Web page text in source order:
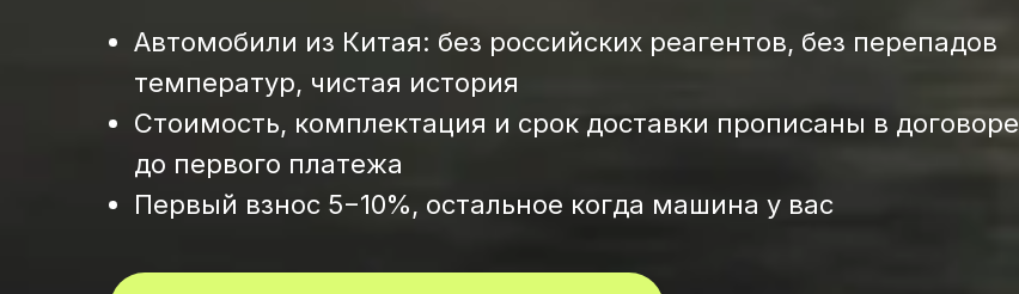
Автомобили из Китая: без российских реагентов, без перепадов
температур, чистая история
Стоимость, комплектация и срок доставки прописаны в договоре
до первого платежа
Первый взнос 5−10%, остальное когда машина у вас